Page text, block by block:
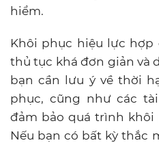
hiểm.
Khôi phục hiệu lực
thủ tục khá đơn giản và
bạn cần lưu ý về thời
phục, cũng như các
đảm bảo quá trình khôi
Nếu bạn có bất kỳ thắc